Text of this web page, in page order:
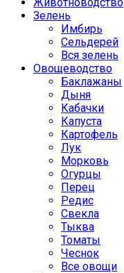
Животноводство
Зелень
Имбирь
Сельдерей
Вся зелень
Овощеводство
Баклажаны
Дыня
Кабачки
Капуста
Картофель
Лук
Морковь
Огурцы
Перец
Редис
Свекла
Тыква
Томаты
Чеснок
Все овощи